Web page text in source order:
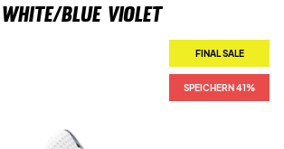
White/Blue Violet
FINAL SALE
SPEICHERN 41%
FINAL SALE
SPEICHERN 41%
FINAL SALE
SPEICHERN 41%
FINAL SALE
SPEICHERN 41%
FINAL SALE
SPEICHERN 41%